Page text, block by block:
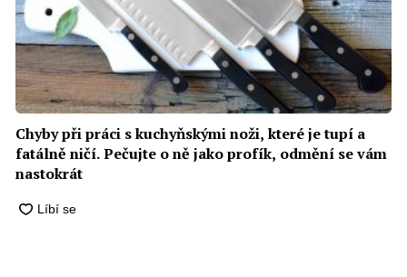
Chyby při práci s kuchyňskými noži, které je tupí a
fatálně ničí. Pečujte o ně jako profík, odmění se vám
nastokrát